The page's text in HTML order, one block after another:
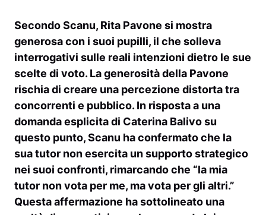
Secondo Scanu, Rita Pavone si mostra
generosa con i suoi pupilli, il che solleva
interrogativi sulle reali intenzioni dietro le sue
scelte di voto. La generosità della Pavone
rischia di creare una percezione distorta tra
concorrenti e pubblico. In risposta a una
domanda esplicita di Caterina Balivosu
questo punto, Scanu ha confermato che la
sua tutor non esercita un supporto strategico
nei suoi confronti, rimarcando che “la mia
tutor non vota per me, ma vota per gli altri.”
Questa affermazione ha sottolineato una